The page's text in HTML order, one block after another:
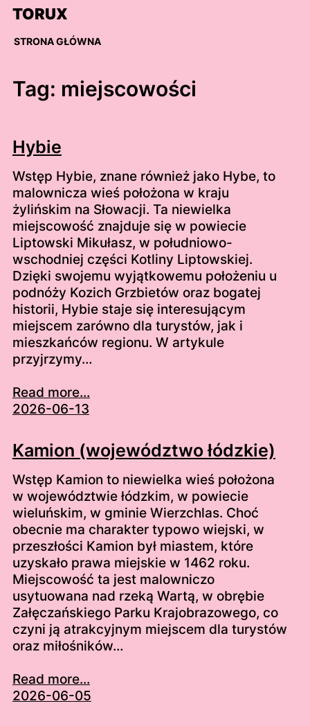
Skip
content
TORUX
STRONA GŁÓWNA
Tag: miejscowości
Hybie
Wstęp Hybie, znane również jako Hybe, to
malownicza wieś położona w kraju
żylińskim na Słowacji. Ta niewielka
miejscowość znajduje się w powiecie
Liptowski Mikułasz, w południowo-
wschodniej części Kotliny Liptowskiej.
Dzięki swojemu wyjątkowemu położeniu u
podnóży Kozich Grzbietów oraz bogatej
historii, Hybie staje się interesującym
miejscem zarówno dla turystów, jak i
mieszkańców regionu. W artykule
przyjrzymy…
Read more...
2026-06-13
Kamion (województwo łódzkie)
Wstęp Kamion to niewielka wieś położona
w województwie łódzkim, w powiecie
wieluńskim, w gminie Wierzchlas. Choć
obecnie ma charakter typowo wiejski, w
przeszłości Kamion był miastem, które
uzyskało prawa miejskie w 1462 roku.
Miejscowość ta jest malowniczo
usytuowana nad rzeką Wartą, w obrębie
Załęczańskiego Parku Krajobrazowego, co
czyni ją atrakcyjnym miejscem dla turystów
oraz miłośników…
Read more...
2026-06-05